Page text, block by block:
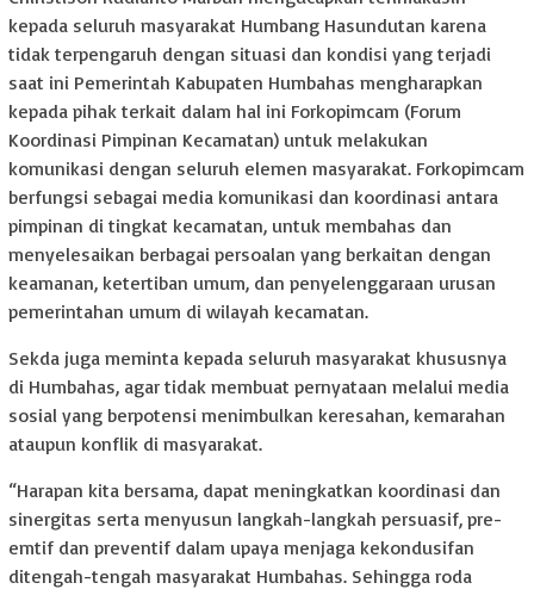
kepada seluruh masyarakat Humbang Hasundutan karena
tidak terpengaruh dengan situasi dan kondisi yang terjadi
saat ini Pemerintah Kabupaten Humbahas mengharapkan
kepada pihak terkait dalam hal ini Forkopimcam (Forum
Koordinasi Pimpinan Kecamatan) untuk melakukan
komunikasi dengan seluruh elemen masyarakat. Forkopimcam
berfungsi sebagai media komunikasi dan koordinasi antara
pimpinan di tingkat kecamatan, untuk membahas dan
menyelesaikan berbagai persoalan yang berkaitan dengan
keamanan, ketertiban umum, dan penyelenggaraan urusan
pemerintahan umum di wilayah kecamatan.
Sekda juga meminta kepada seluruh masyarakat khususnya
di Humbahas, agar tidak membuat pernyataan melalui media
sosial yang berpotensi menimbulkan keresahan, kemarahan
ataupun konflik di masyarakat.
“Harapan kita bersama, dapat meningkatkan koordinasi dan
sinergitas serta menyusun langkah-langkah persuasif, pre-
emtif dan preventif dalam upaya menjaga kekondusifan
ditengah-tengah masyarakat Humbahas. Sehingga roda